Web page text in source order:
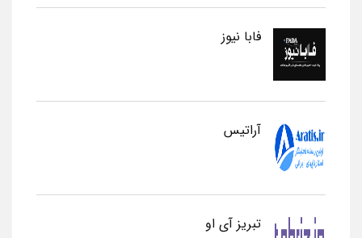
فابا نیوز
آراتیس
تبریز آی او